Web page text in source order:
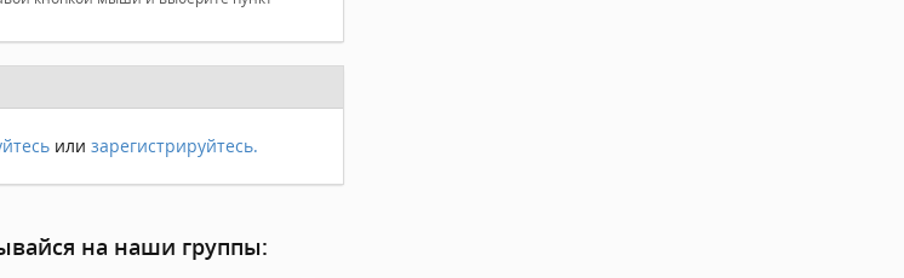
или зарегистрируйтесь.
на наши группы: